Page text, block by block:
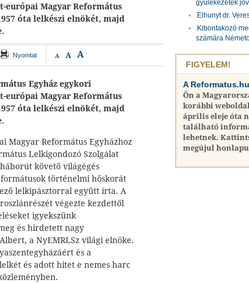
európai Magyar Református
óta lelkészi elnökét, majd
Nyomtat A A A
Egyház egykori
európai Magyar Református
óta lelkészi elnökét, majd
Magyar Református Egyházhoz
Lelkigondozó Szolgálat
követő világégés
történelmi hőskorát
lelkipásztorral együtt írta. A
végezte kezdettől
igyekszünk
és hirdetett nagy
a NyEMRLSz világi elnöke.
és a
és adott hitet e nemes harc
gyülekezetek
Elhunyt dr.
Kibontakozó
számára
FIGYELEM!
A
Ön a
korábbi
április eleje óta
található
lehetnek.
megújul